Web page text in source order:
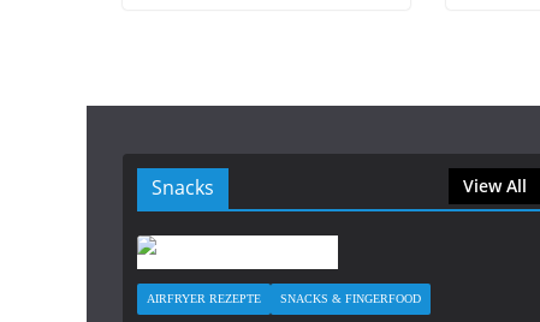
Snacks View All
AIRFRYER REZEPTE SNACKS & FINGERFOOD